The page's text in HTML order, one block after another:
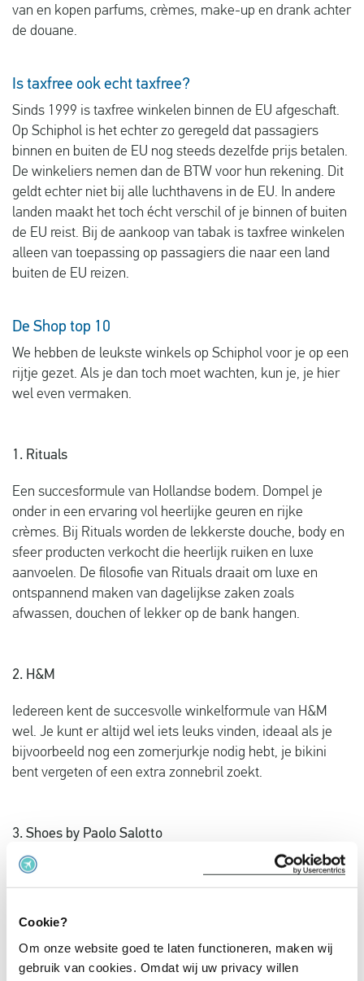
Cookie?
Om onze website goed te laten functioneren, maken wij
gebruik van cookies. Omdat wij uw privacy willen
van en kopen parfums, crèmes, make-up en drank achter
de douane.
Is taxfree ook echt taxfree?
Sinds 1999 is taxfree winkelen binnen de EU afgeschaft.
Op Schiphol is het echter zo geregeld dat passagiers
binnen en buiten de EU nog steeds dezelfde prijs betalen.
De winkeliers nemen dan de BTW voor hun rekening. Dit
geldt echter niet bij alle luchthavens in de EU. In andere
landen maakt het toch écht verschil of je binnen of buiten
de EU reist. Bij de aankoop van tabak is taxfree winkelen
alleen van toepassing op passagiers die naar een land
buiten de EU reizen.
De Shop top 10
We hebben de leukste winkels op Schiphol voor je op een
rijtje gezet. Als je dan toch moet wachten, kun je, je hier
wel even vermaken.
1. Rituals
Een succesformule van Hollandse bodem. Dompel je
onder in een ervaring vol heerlijke geuren en rijke
crèmes. Bij Rituals worden de lekkerste douche, body en
sfeer producten verkocht die heerlijk ruiken en luxe
aanvoelen. De filosofie van Rituals draait om luxe en
ontspannend maken van dagelijkse zaken zoals
afwassen, douchen of lekker op de bank hangen.
2. H&M
Iedereen kent de succesvolle winkelformule van H&M
wel. Je kunt er altijd wel iets leuks vinden, ideaal als je
bijvoorbeeld nog een zomerjurkje nodig hebt, je bikini
bent vergeten of een extra zonnebril zoekt.
3. Shoes by Paolo Salotto
Schoenen, schoenen en nog eens schoenen! Een hemel
op aarde voor veel vrouwen. Of je nou sandaaltjes voor je
comfortabele sneakers voor een citytrip: Bij Paolo Salotto
vind je ze.